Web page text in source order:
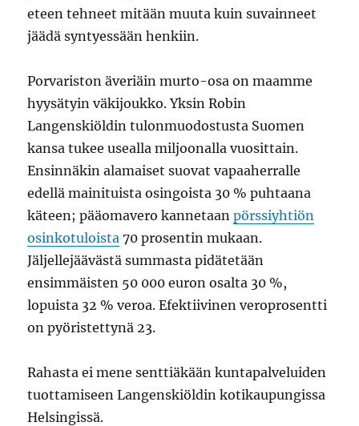
eteen tehneet mitään muuta kuin suvainneet
jäädä syntyessään henkiin.
Porvariston äveriäin murto-osa on maamme
hyysätyin väkijoukko. Yksin Robin
Langenskiöldin tulonmuodostusta Suomen
kansa tukee usealla miljoonalla vuosittain.
Ensinnäkin alamaiset suovat vapaaherralle
edellä mainituista osingoista 30 % puhtaana
käteen; pääomavero kannetaanpörssiyhtiön
osinkotuloista 70 prosentin mukaan.
Jäljellejäävästä summasta pidätetään
ensimmäisten 50 000 euron osalta 30 %,
lopuista 32 % veroa. Efektiivinen veroprosentti
on pyöristettynä 23.
Rahasta ei mene senttiäkään kuntapalveluiden
tuottamiseen Langenskiöldin kotikaupungissa
Helsingissä.